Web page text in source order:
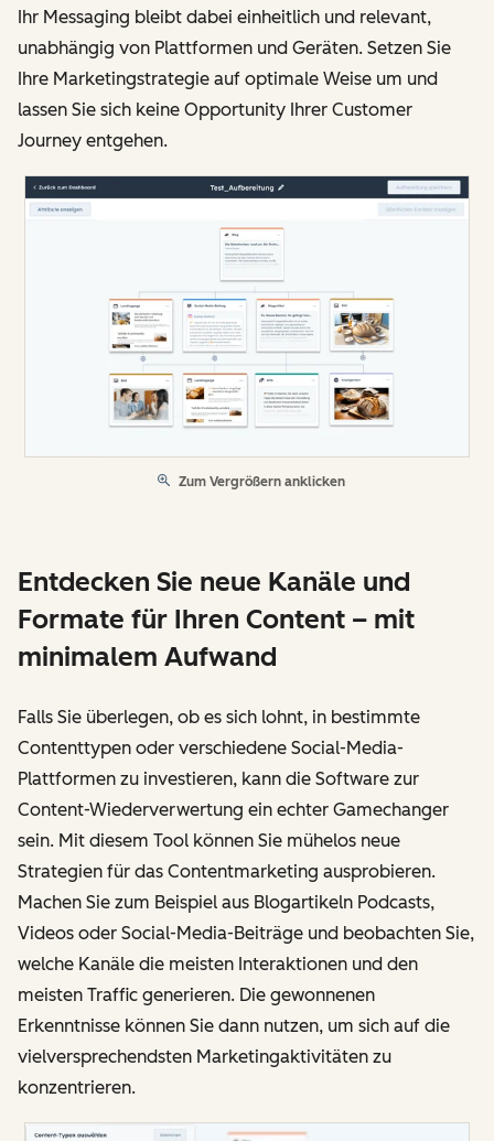
Ihr Messaging bleibt dabei einheitlich und relevant,
unabhängig von Plattformen und Geräten. Setzen Sie
Ihre Marketingstrategie auf optimale Weise um und
lassen Sie sich keine Opportunity Ihrer Customer
Journey entgehen.
Zum Vergrößern anklicken
Entdecken Sie neue Kanäle und
Formate für Ihren Content – mit
minimalem Aufwand
Falls Sie überlegen, ob es sich lohnt, in bestimmte
Contenttypen oder verschiedene Social-Media-
Plattformen zu investieren, kann die Software zur
Content-Wiederverwertung ein echter Gamechanger
sein. Mit diesem Tool können Sie mühelos neue
Strategien für das Contentmarketing ausprobieren.
Machen Sie zum Beispiel aus Blogartikeln Podcasts,
Videos oder Social-Media-Beiträge und beobachten Sie,
welche Kanäle die meisten Interaktionen und den
meisten Traffic generieren. Die gewonnenen
Erkenntnisse können Sie dann nutzen, um sich auf die
vielversprechendsten Marketingaktivitäten zu
konzentrieren.